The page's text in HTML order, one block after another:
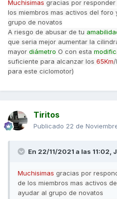
Muchisimas gracias por responder
los miembros mas activos del foro
grupo de novatos
A riesgo de abusar de tu
que seria mejor aumentar la
mayor diámetro O con esta
suficiente para alcanzar los 65Km/
para este ciclomotor)
Tiritos
Publicado 22 de
En 22/11/2021 a las 11:02,
Muchisimas gracias por
de los miembros mas activos
ayudar al grupo de novatos